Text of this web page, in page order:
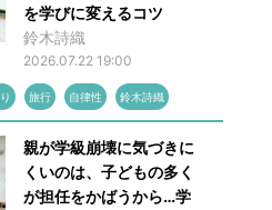
を学びに変えるコツ
鈴木詩織
2026.07.22 19:00
旅行 自律性 鈴木詩織
親が学級崩壊に気づきに
くいのは、子どもの多く
が担任をかばうから…学